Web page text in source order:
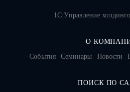
1С:Управление
О
События
Семинары Новости
ПОИСК ПО